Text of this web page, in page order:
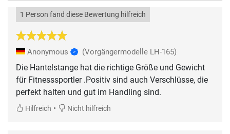
1 Person fand diese Bewertung hilfreich
Anonymous (Vorgängermodelle LH-165)
Die Hantelstange hat die richtige Größe und Gewicht
für Fitnesssportler .Positiv sind auch Verschlüsse, die
perfekt halten und gut im Handling sind.
Hilfreich • Nicht hilfreich